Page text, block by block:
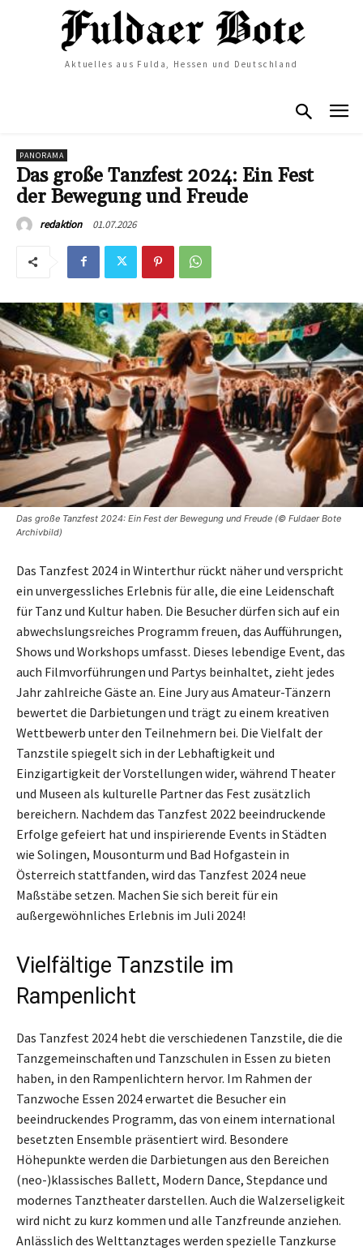
Aktuelles aus Fulda, Hessen und Deutschland
PANORAMA
Das große Tanzfest 2024: Ein Fest
der Bewegung und Freude
redaktion 01.07.2026
Das große Tanzfest 2024: Ein Fest der Bewegung und Freude (© Fuldaer Bote
Archivbild)
Das Tanzfest 2024 in Winterthur rückt näher und verspricht
ein unvergessliches Erlebnis für alle, die eine Leidenschaft
für Tanz und Kultur haben. Die Besucher dürfen sich auf ein
abwechslungsreiches Programm freuen, das Aufführungen,
Shows und Workshops umfasst. Dieses lebendige Event, das
auch Filmvorführungen und Partys beinhaltet, zieht jedes
Jahr zahlreiche Gäste an. Eine Jury aus Amateur-Tänzern
bewertet die Darbietungen und trägt zu einem kreativen
Wettbewerb unter den Teilnehmern bei. Die Vielfalt der
Tanzstile spiegelt sich in der Lebhaftigkeit und
Einzigartigkeit der Vorstellungen wider, während Theater
und Museen als kulturelle Partner das Fest zusätzlich
bereichern. Nachdem das Tanzfest 2022 beeindruckende
Erfolge gefeiert hat und inspirierende Events in Städten
wie Solingen, Mousonturm und Bad Hofgastein in
Österreich stattfanden, wird das Tanzfest 2024 neue
Maßstäbe setzen. Machen Sie sich bereit für ein
außergewöhnliches Erlebnis im Juli 2024!
Vielfältige Tanzstile im
Rampenlicht
Das Tanzfest 2024 hebt die verschiedenen Tanzstile, die die
Tanzgemeinschaften und Tanzschulen in Essen zu bieten
haben, in den Rampenlichtern hervor. Im Rahmen der
Tanzwoche Essen 2024 erwartet die Besucher ein
beeindruckendes Programm, das von einem international
besetzten Ensemble präsentiert wird. Besondere
Höhepunkte werden die Darbietungen aus den Bereichen
(neo-)klassisches Ballett, Modern Dance, Stepdance und
modernes Tanztheater darstellen. Auch die Walzerseligkeit
wird nicht zu kurz kommen und alle Tanzfreunde anziehen.
Anlässlich des Welttanztages werden spezielle Tanzkurse